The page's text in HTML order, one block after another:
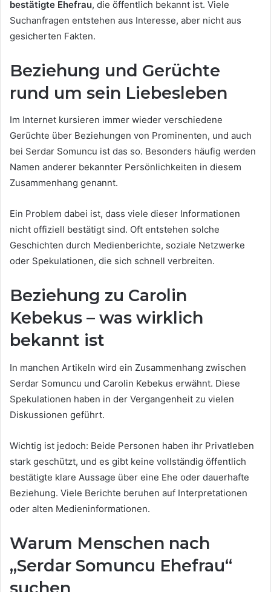
bestätigte Ehefrau, die öffentlich bekannt ist. Viele
Suchanfragen entstehen aus Interesse, aber nicht aus
gesicherten Fakten.
Beziehung und Gerüchte
rund um sein Liebesleben
Im Internet kursieren immer wieder verschiedene
Gerüchte über Beziehungen von Prominenten, und auch
bei Serdar Somuncu ist das so. Besonders häufig werden
Namen anderer bekannter Persönlichkeiten in diesem
Zusammenhang genannt.
Ein Problem dabei ist, dass viele dieser Informationen
nicht offiziell bestätigt sind. Oft entstehen solche
Geschichten durch Medienberichte, soziale Netzwerke
oder Spekulationen, die sich schnell verbreiten.
Beziehung zu Carolin
Kebekus – was wirklich
bekannt ist
In manchen Artikeln wird ein Zusammenhang zwischen
Serdar Somuncu und Carolin Kebekus erwähnt. Diese
Spekulationen haben in der Vergangenheit zu vielen
Diskussionen geführt.
Wichtig ist jedoch: Beide Personen haben ihr Privatleben
stark geschützt, und es gibt keine vollständig öffentlich
bestätigte klare Aussage über eine Ehe oder dauerhafte
Beziehung. Viele Berichte beruhen auf Interpretationen
oder alten Medieninformationen.
Warum Menschen nach
„Serdar Somuncu Ehefrau“
suchen